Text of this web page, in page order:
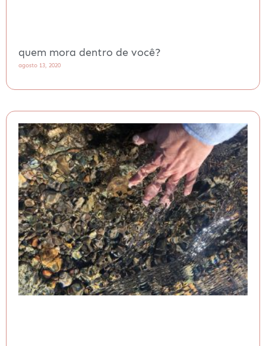
quem mora dentro de você?
agosto 13, 2020